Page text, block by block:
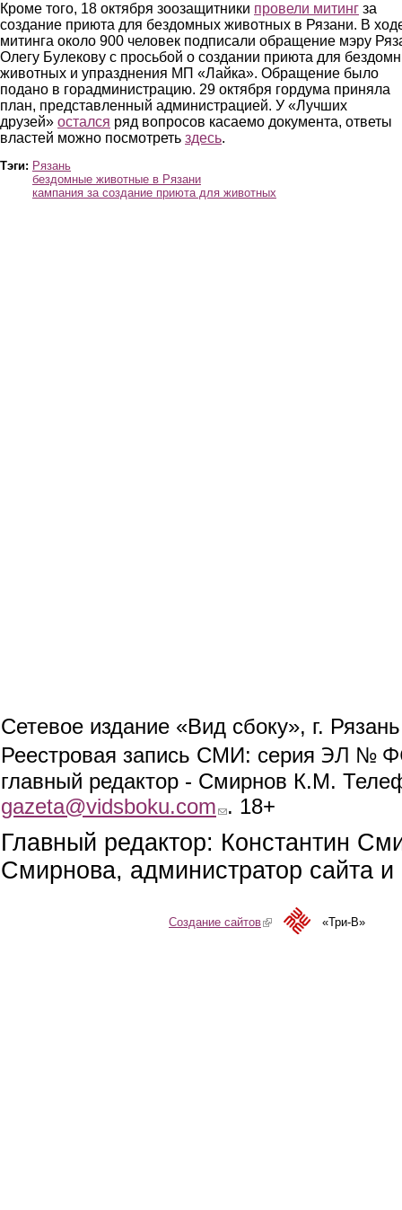
Кроме того, 18 октября зоозащитники провели митинг за
создание приюта для бездомных животных в Рязани. В
митинга около 900 человек подписали обращение мэру
Олегу Булекову с просьбой о создании приюта для
животных и упразднения МП «Лайка». Обращение было
подано в горадминистрацию. 29 октября гордума приняла
план, представленный администрацией. У «Лучших
друзей» остался ряд вопросов касаемо документа, ответы
властей можно посмотреть здесь.
Тэги: Рязань
бездомные животные в Рязани
кампания за создание приюта для животных
Сетевое издание «Вид сбоку», г.
Реестровая запись СМИ: серия ЭЛ №
главный редактор - Смирнов К.М.
gazeta@vidsboku.com (link sends e-mail)
. 18+
Главный редактор: Константин
Смирнова, администратор сайта
Создание сайтов(link is external)«Три-В»